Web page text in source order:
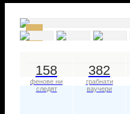
158
фенове ни
следят
382
грабнати
ваучери